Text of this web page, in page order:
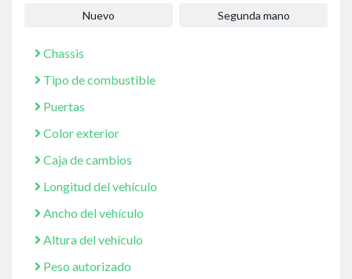
Nuevo Segunda mano
Chassis
Tipo de combustible
Puertas
Color exterior
Caja de cambios
Longitud del vehículo
Ancho del vehículo
Altura del vehículo
Peso autorizado